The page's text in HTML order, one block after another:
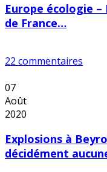
Europe écologie
de France…
22 commentaires
07
Août
2020
Explosions à
décidément